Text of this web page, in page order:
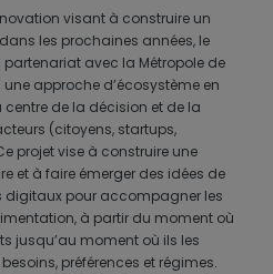
visant à construire un
les prochaines années, le
partenariat avec la Métropole de
approche d’écosystème en
de la décision et de la
(citoyens, startups,
projet vise à construire une
et à faire émerger des idées de
digitaux pour accompagner les
à partir du moment où
jusqu’au moment où ils les
préférences et régimes.